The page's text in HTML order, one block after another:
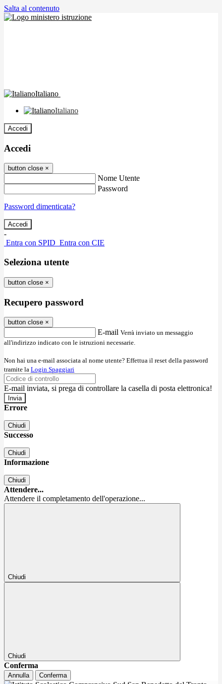
Salta al contenuto
Italiano
Italiano
Accedi
Accedi
button close ×
Nome Utente
Password
Password dimenticata?
-
Entra con SPID Entra con CIE
Seleziona utente
button close ×
Recupero password
button close ×
E-mail Verrà inviato un messaggio
all'indirizzo indicato con le istruzioni necessarie.
Non hai una e-mail associata al nome utente? Effettua il reset della password
tramite la Login Spaggiari
E-mail inviata, si prega di controllare la casella di posta elettronica!
Errore
Chiudi
Successo
Chiudi
Informazione
Chiudi
Attendere...
Attendere il completamento dell'operazione...
Chiudi
Chiudi
Conferma
Annulla Conferma